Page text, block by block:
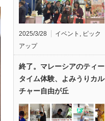
2025/3/28 イベント
ピック
アップ
終了。マレーシアのティー
タイム体験、よみうりカル
チャー自由が丘